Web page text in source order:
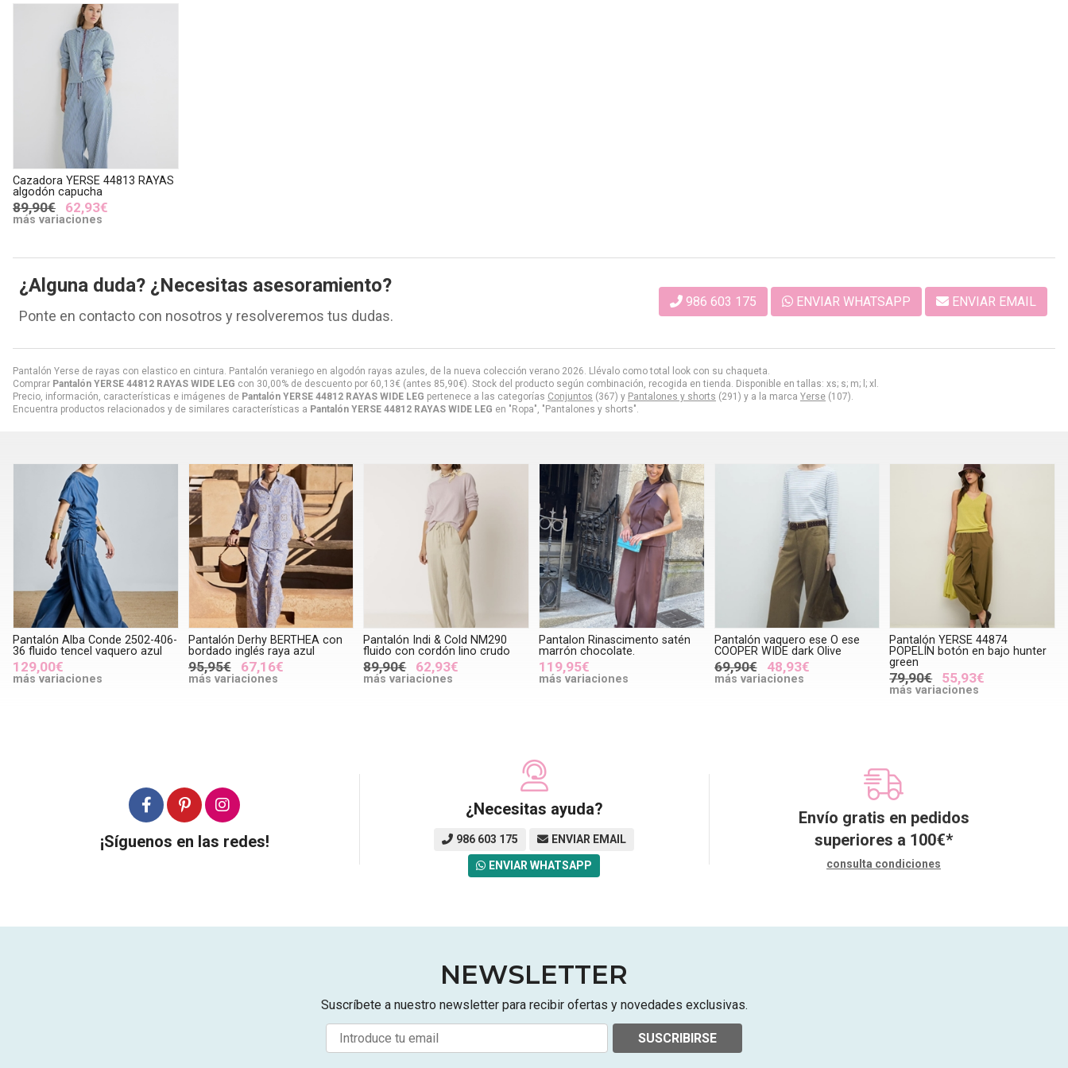
Pantalón Yerse de rayas con elastico en cintura. Pantalón veraniego en algodón rayas azules, de la nueva colección verano 2026. Llévalo como total look con su chaqueta.
Comprar Pantalón YERSE 44812 RAYAS WIDE LEG con 30,00% de descuento por 60,13€ (antes 85,90€). Stock del producto según combinación, recogida en tienda. Disponible en tallas: xs; s; m; l; xl.
Precio, información, características e imágenes de Pantalón YERSE 44812 RAYAS WIDE LEG pertenece a las categorías Conjuntos (367) y Pantalones y shorts (291) y a la marca Yerse (107).
Encuentra productos relacionados y de similares características a Pantalón YERSE 44812 RAYAS WIDE LEG en "Ropa", "Pantalones y shorts".
Cazadora YERSE 44813 RAYAS
algodón capucha
89,90€ 62,93€
más variaciones
¿Alguna duda? ¿Necesitas asesoramiento?
Ponte en contacto con nosotros y resolveremos tus dudas.
986 603 175 ENVIAR WHATSAPP ENVIAR EMAIL
Pantalón Alba Conde 2502-406-
36 fluido tencel vaquero azul
129,00€
más variaciones
Pantalón Derhy BERTHEA con
bordado inglés raya azul
95,95€ 67,16€
más variaciones
Pantalón Indi & Cold NM290
fluido con cordón lino crudo
89,90€ 62,93€
más variaciones
Pantalon Rinascimento satén
marrón chocolate.
119,95€
más variaciones
Pantalón vaquero ese O ese
COOPER WIDE dark Olive
69,90€ 48,93€
más variaciones
Pantalón YERSE 44874
POPELÍN botón en bajo hunter
green
79,90€ 55,93€
más variaciones
¡Síguenos en las redes!
¿Necesitas ayuda?
986 603 175 ENVIAR EMAIL
ENVIAR WHATSAPP
Envío gratis en pedidos
superiores a 100€*
consulta condiciones
NEWSLETTER
Suscríbete a nuestro newsletter para recibir ofertas y novedades exclusivas.
SUSCRIBIRSE